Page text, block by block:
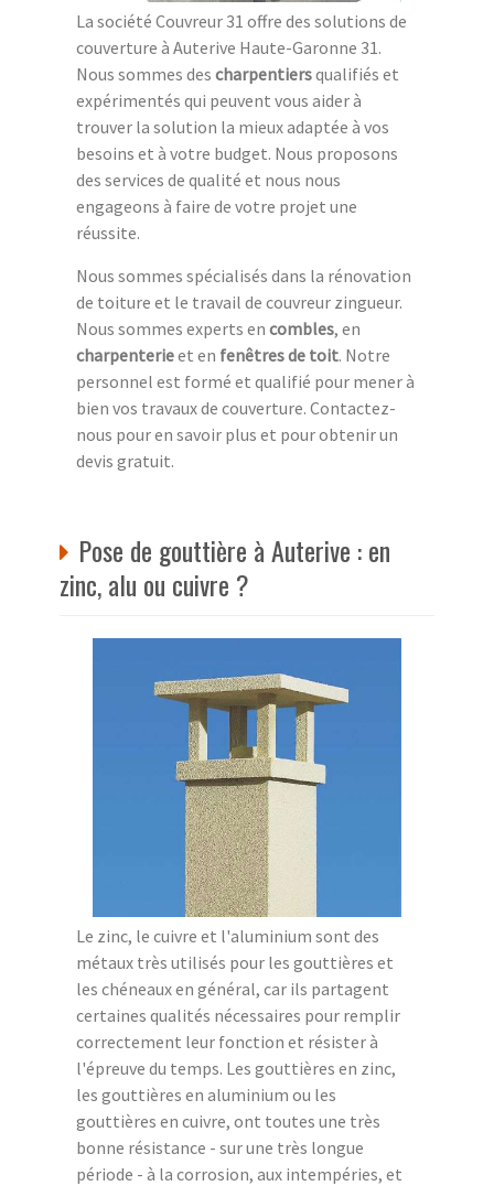
La société Couvreur 31 offre des solutions de
couverture à Auterive Haute-Garonne 31.
Nous sommes des charpentiersqualifiés et
expérimentés qui peuvent vous aider à
trouver la solution la mieux adaptée à vos
besoins et à votre budget. Nous proposons
des services de qualité et nous nous
engageons à faire de votre projet une
réussite.
Nous sommes spécialisés dans la rénovation
de toiture et le travail de couvreur zingueur.
Nous sommes experts en combles, en
charpenterieet en fenêtres de toit. Notre
personnel est formé et qualifié pour mener à
bien vos travaux de couverture. Contactez-
nous pour en savoir plus et pour obtenir un
devis gratuit.
Pose de gouttière à Auterive : en
zinc, alu ou cuivre ?
Le zinc, le cuivre et l'aluminium sont des
métaux très utilisés pour les gouttières et
les chéneaux en général, car ils partagent
certaines qualités nécessaires pour remplir
correctement leur fonction et résister à
l'épreuve du temps. Les gouttières en zinc,
les gouttières en aluminium ou les
gouttières en cuivre, ont toutes une très
bonne résistance - sur une très longue
période - à la corrosion, aux intempéries, et